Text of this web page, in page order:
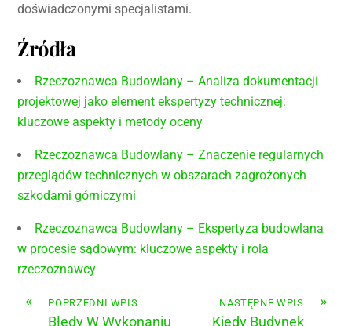
doświadczonymi specjalistami.
Źródła
Rzeczoznawca Budowlany – Analiza dokumentacji
projektowej jako element ekspertyzy technicznej:
kluczowe aspekty i metody oceny
Rzeczoznawca Budowlany – Znaczenie regularnych
przeglądów technicznych w obszarach zagrożonych
szkodami górniczymi
Rzeczoznawca Budowlany – Ekspertyza budowlana
w procesie sądowym: kluczowe aspekty i rola
rzeczoznawcy
« POPRZEDNI WPIS
Błędy W Wykonaniu
»
NASTĘPNE WPIS
Kiedy Budynek